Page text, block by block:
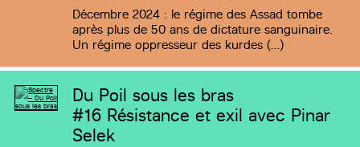
Décembre 2024 : le régime des Assad tombe
après plus de 50 ans de dictature sanguinaire.
Un régime oppresseur des kurdes (…)
Du Poil sous les bras
#16 Résistance et exil avec Pinar
Selek